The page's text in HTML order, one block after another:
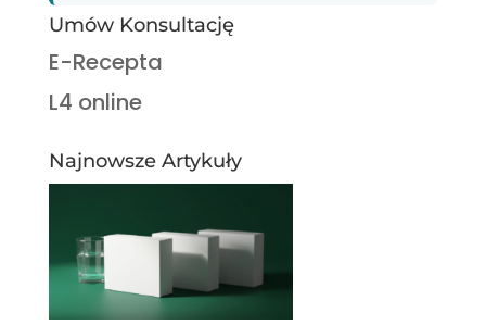
Umów Konsultację
E-Recepta
L4 online
Najnowsze Artykuły